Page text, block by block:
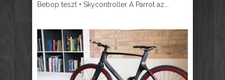
Bebop teszt + Skycontroller A Parrot az...